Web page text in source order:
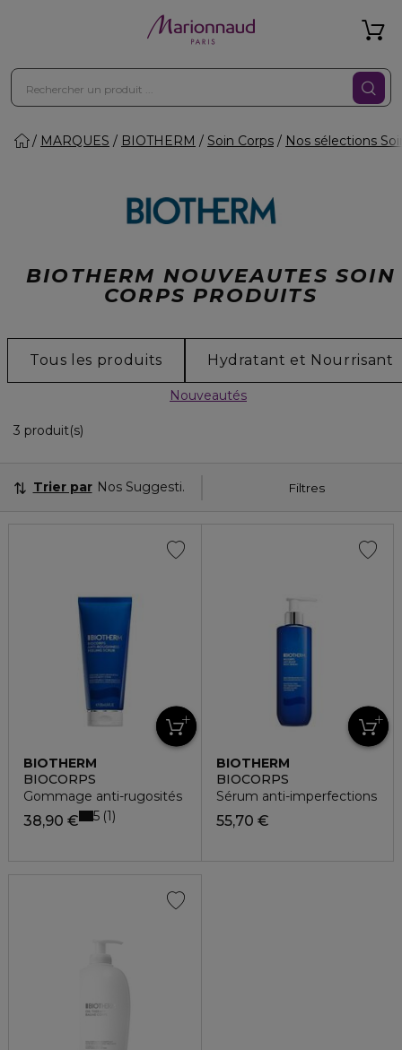
MARQUES BIOTHERM Soin Corps Nos sélections
BIOTHERM NOUVEAUTES SOIN
CORPS PRODUITS
Tous les produits Hydratant et Nourrisant
Nouveautés
3 produit(s)
Filtres
Trier par Nos Suggestions
BIOTHERM
BIOCORPS
Gommage anti-rugosités
38,90 € 5 1
BIOTHERM
BIOCORPS
Sérum anti-imperfections
55,70 €